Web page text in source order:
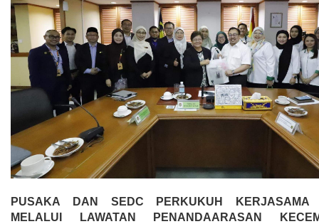
PUSAKA DAN SEDC PERKUKUH KERJASAMA
MELALUI LAWATAN PENANDAARASAN